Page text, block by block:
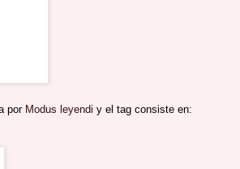
por Modus leyendi y el tag consiste en: